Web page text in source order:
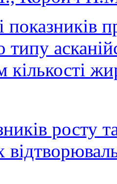
показників
типу
кількості
росту